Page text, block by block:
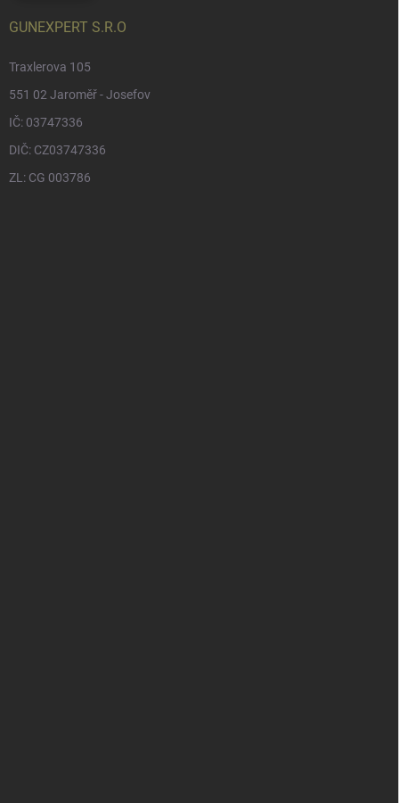
GUNEXPERT S.R.O
Traxlerova 105
551 02 Jaroměř - Josefov
IČ: 03747336
DIČ: CZ03747336
ZL: CG 003786